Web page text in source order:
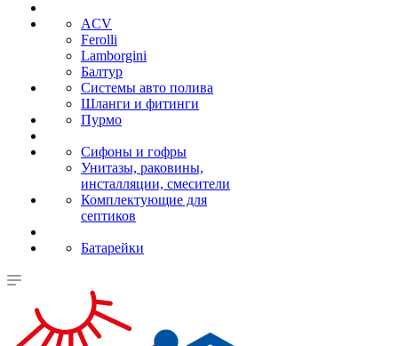
ACV
Ferolli
Lamborgini
Балтур
Системы авто полива
Шланги и фитинги
Пурмо
Сифоны и гофры
Унитазы, раковины,
инсталляции, смесители
Комплектующие для
септиков
Батарейки